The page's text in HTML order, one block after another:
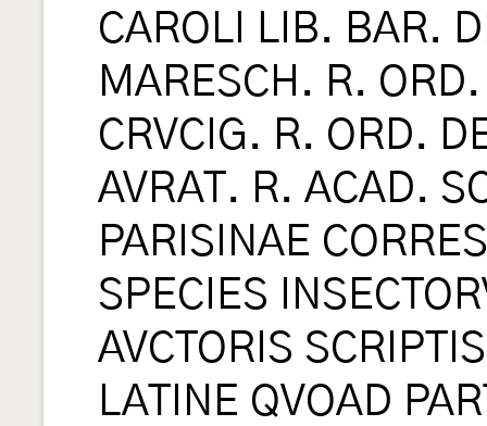
CAROLI LIB. BAR.
MARESCH. R.
CRVCIG. R. ORD.
AVRAT. R. ACAD.
PARISINAE
SPECIES
AVCTORIS
LATINE QVOAD